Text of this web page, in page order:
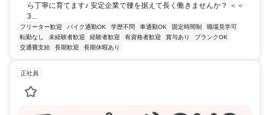
ら丁寧に育てます♪ 安定企業で腰を据えて長く働きませんか？ ＜＜
3...
フリーター歓迎 バイク通勤OK 学歴不問 車通勤OK 固定時間制
職場見学可
転勤なし
未経験者歓迎 経験者歓迎 有資格者歓迎 賞与あり
ブランクOK
交通費支給
長期歓迎 長期休暇あり
正社員